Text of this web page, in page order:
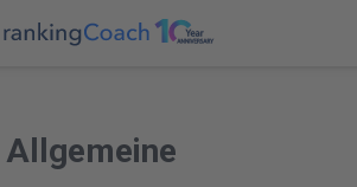
abbrechen
Registrieren
Allgemeine